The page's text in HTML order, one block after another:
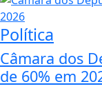
Política
Câmara dos
de 60% em